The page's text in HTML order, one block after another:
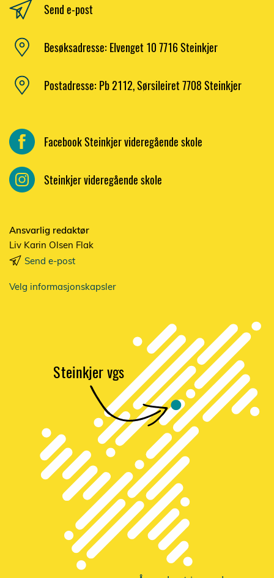
Send e-post
Besøksadresse: Elvenget 10 7716 Steinkjer
Postadresse: Pb 2112, Sørsileiret 7708 Steinkjer
Facebook Steinkjer videregående skole
Steinkjer videregående skole
Ansvarlig redaktør
Liv Karin Olsen Flak
Send e-post
Velg informasjonskapsler
Steinkjer vgs